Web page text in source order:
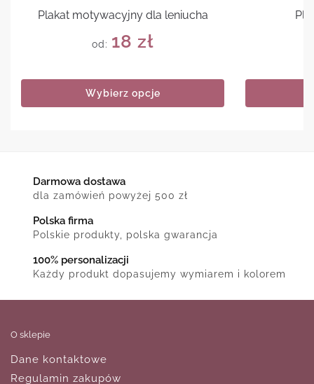
Plakat motywacyjny dla leniucha
od: 18 zł
Wybierz opcje
Darmowa dostawa
dla zamówień powyżej 500 zł
Polska firma
Polskie produkty, polska gwarancja
100% personalizacji
Każdy produkt dopasujemy wymiarem i kolorem
O sklepie
Dane kontaktowe
Regulamin zakupów